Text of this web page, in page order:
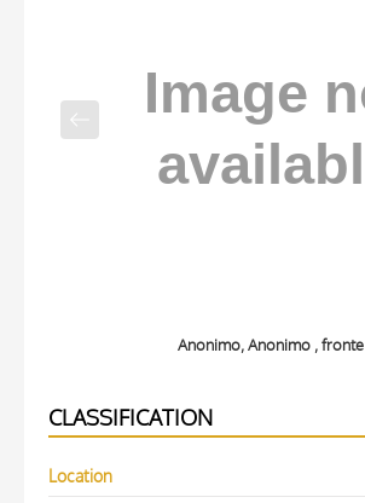
Anonimo, Anonimo , fronte
CLASSIFICATION
Location